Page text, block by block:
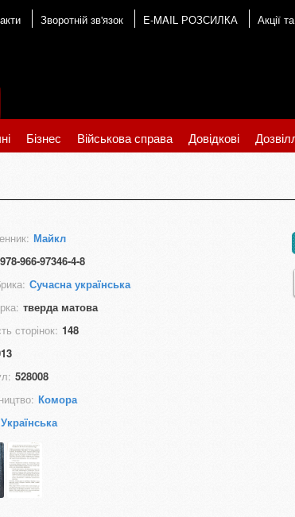
Зворотній зв'язок E-MAIL РОЗСИЛКА Акції
Бізнес Військова справа Довідкові
Майкл
978-966-97346-4-8
Сучасна українська
тверда матова
сторінок: 148
528008
Комора
Українська